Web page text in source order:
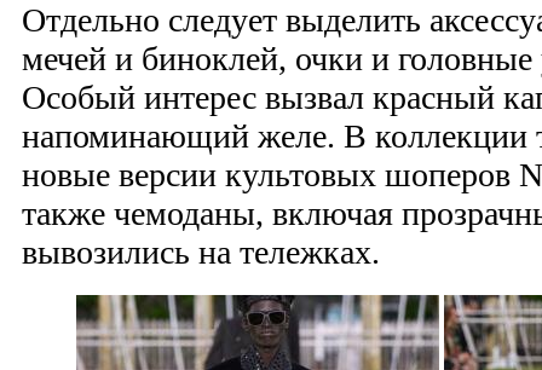
Отдельно следует выделить
мечей и биноклей, очки и
Особый интерес вызвал красный
напоминающий желе. В коллекции
новые версии культовых шоперов
также чемоданы, включая
вывозились на тележках.